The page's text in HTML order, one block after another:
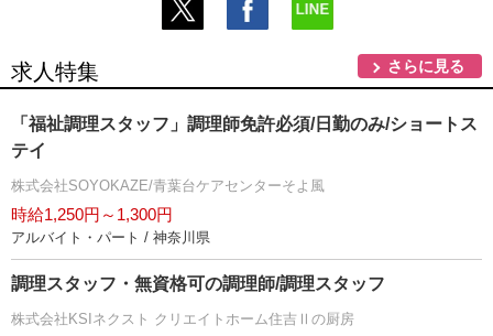
求人特集 さらに見る
「福祉調理スタッフ」調理師免許必須/日勤のみ/ショートス
テイ
株式会社SOYOKAZE/青葉台ケアセンターそよ風
時給1,250円～1,300円
アルバイト・パート / 神奈川県
調理スタッフ・無資格可の調理師/調理スタッフ
株式会社KSIネクスト クリエイトホーム住吉Ⅱの厨房